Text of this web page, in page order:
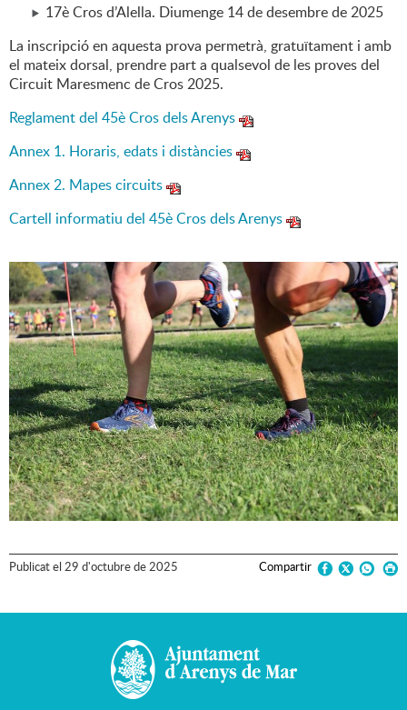
17è Cros d’Alella. Diumenge 14 de desembre de 2025
La inscripció en aquesta prova permetrà, gratuïtament i amb
el mateix dorsal, prendre part a qualsevol de les proves del
Circuit Maresmenc de Cros 2025.
Reglament del 45è Cros dels Arenys
Annex 1. Horaris, edats i distàncies
Annex 2. Mapes circuits
Cartell informatiu del 45è Cros dels Arenys
Publicatel 29 d'octubrede2025 Compartir